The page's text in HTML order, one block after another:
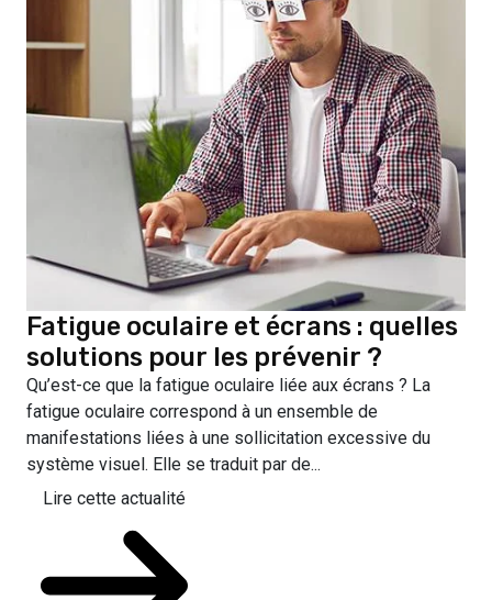
Fatigue oculaire et écrans : quelles
solutions pour les prévenir ?
Qu’est-ce que la fatigue oculaire liée aux écrans ? La
fatigue oculaire correspond à un ensemble de
manifestations liées à une sollicitation excessive du
système visuel. Elle se traduit par de...
Lire cette actualité